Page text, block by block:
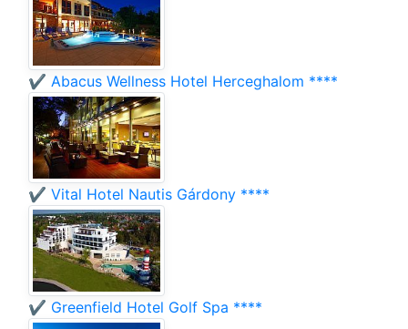
✔️ Abacus Wellness Hotel Herceghalom ****
✔️ Vital Hotel Nautis Gárdony ****
✔️ Greenfield Hotel Golf Spa ****